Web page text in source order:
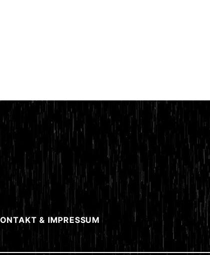
& IMPRESSUM